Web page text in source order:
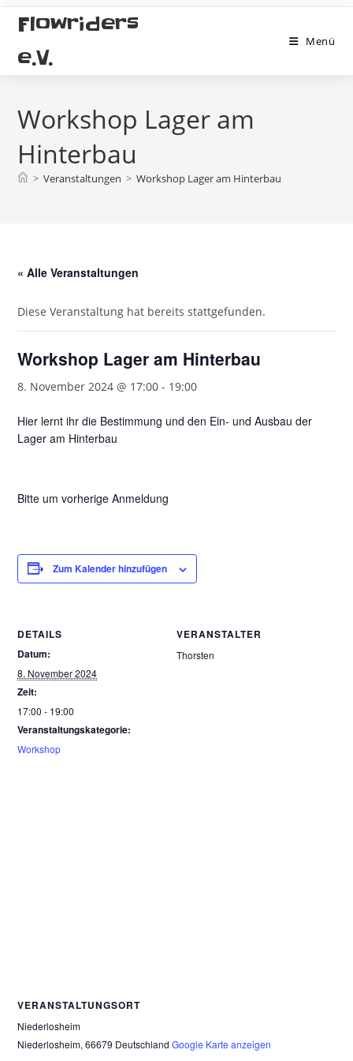
Zum
Inhalt
springen
Flowriders
e.V.
Menü
Workshop Lager am
Hinterbau
> Veranstaltungen > Workshop Lager am Hinterbau
« Alle Veranstaltungen
Diese Veranstaltung hat bereits stattgefunden.
Workshop Lager am Hinterbau
8. November 2024 @ 17:00 - 19:00
Hier lernt ihr die Bestimmung und den Ein- und Ausbau der
Lager am Hinterbau
Bitte um vorherige Anmeldung
Zum Kalender hinzufügen
DETAILS
Datum:
8. November 2024
Zeit:
17:00 - 19:00
Veranstaltungskategorie:
Workshop
VERANSTALTER
Thorsten
VERANSTALTUNGSORT
Niederlosheim
Niederlosheim, 66679 Deutschland Google Karte anzeigen